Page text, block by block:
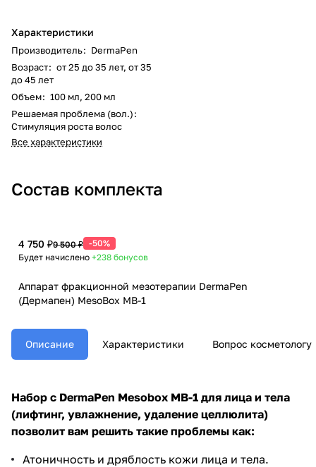
Характеристики
Производитель: DermaPen
Возраст: от 25 до 35 лет, от 35
до 45 лет
Объем: 100 мл, 200 мл
Решаемая проблема (вол.):
Стимуляция роста волос
Все характеристики
Состав комплекта
4 750 ₽9 500 ₽ -50%
Будет начислено +238 бонусов
Аппарат фракционной мезотерапии DermaPen
(Дермапен) MesoBox MB-1
Описание Характеристики Вопрос косметологу
Набор с DermaPen Mesobox MB-1 для лица и тела
(лифтинг, увлажнение, удаление целлюлита)​​
позволит вам решить такие проблемы как:
Атоничность и дряблость кожи лица и тела.